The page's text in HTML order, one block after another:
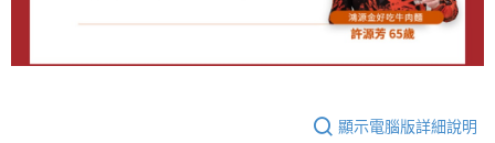
顯示電腦版詳細說明